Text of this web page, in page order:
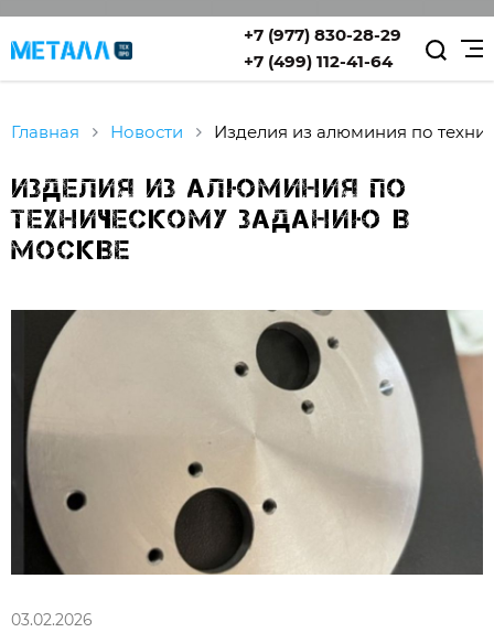
+7 (977) 830-28-29
+7 (499) 112-41-64
Главная Новости Изделия из алюминия по
Изделия из алюминия по
техническому заданию в
Москве
03.02.2026